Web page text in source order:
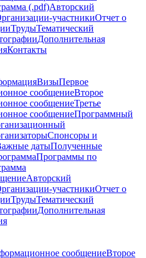
(.pdf)Авторский
участникиОтчет о
ТрудыТематический
Дополнительная
Контакты
ВизыПервое
сообщениеВторое
сообщениеТретье
сообщениеПрограммный
Спонсоры и
датыПолученные
Программы по
Авторский
участникиОтчет о
ТрудыТематический
Дополнительная
сообщениеВторое